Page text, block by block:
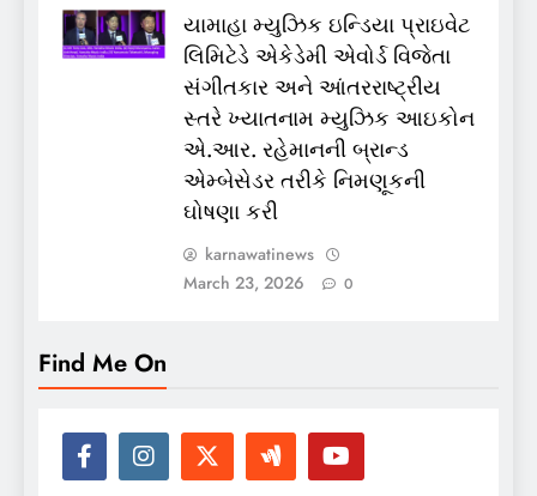
યામાહા મ્યુઝિક ઇન્ડિયા પ્રાઇવેટ
લિમિટેડે એકેડેમી એવોર્ડ વિજેતા
સંગીતકાર અને આંતરરાષ્ટ્રીય
સ્તરે ખ્યાતનામ મ્યુઝિક આઇકોન
એ.આર. રહેમાનની બ્રાન્ડ
એમ્બેસેડર તરીકે નિમણૂકની
ઘોષણા કરી
karnawatinews
March 23, 2026
0
Find Me On